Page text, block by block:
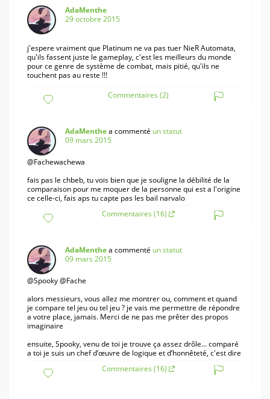
AdaMenthe
29 octobre 2015
j'espere vraiment que Platinum ne va pas tuer NieR Automata,
qu'ils fassent juste le gameplay, c'est les meilleurs du monde
pour ce genre de système de combat, mais pitié, qu'ils ne
touchent pas au reste !!!
Commentaires (2)
AdaMenthea commenté un statut
09 mars 2015
@Fachewachewa
fais pas le chbeb, tu vois bien que je souligne la débilité de la
comparaison pour me moquer de la personne qui est a l'origine
ce celle-ci, fais aps tu capte pas les bail narvalo
Commentaires (16)
AdaMenthea commenté un statut
09 mars 2015
@Spooky @Fache
alors messieurs, vous allez me montrer ou, comment et quand
je compare tel jeu ou tel jeu ? je vais me permettre de répondre
a votre place, jamais. Merci de ne pas me prêter des propos
imaginaire
ensuite, Spooky, venu de toi je trouve ça assez drôle... comparé
a toi je suis un chef d’œuvre de logique et d’honnêteté, c'est dire
Commentaires (16)